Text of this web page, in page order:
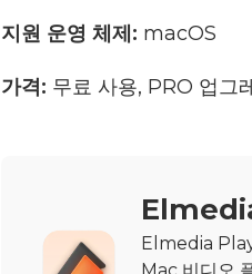
지원 운영 체제: macOS
가격: 무료 사용, PRO 업그
Elmedia